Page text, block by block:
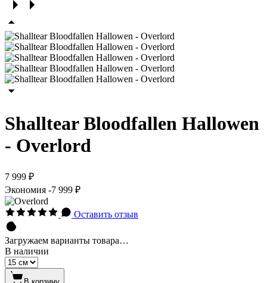
Shalltear Bloodfallen Hallowen
- Overlord
7 999 ₽
Экономия -7 999 ₽
Оставить отзыв
Загружаем варианты товара…
В наличии